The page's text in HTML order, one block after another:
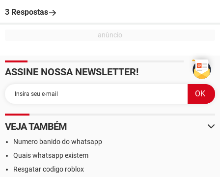
3 Respostas
ASSINE NOSSA NEWSLETTER!
VEJA TAMBÉM
Numero banido do whatsapp
Quais whatsapp existem
Resgatar codigo roblox